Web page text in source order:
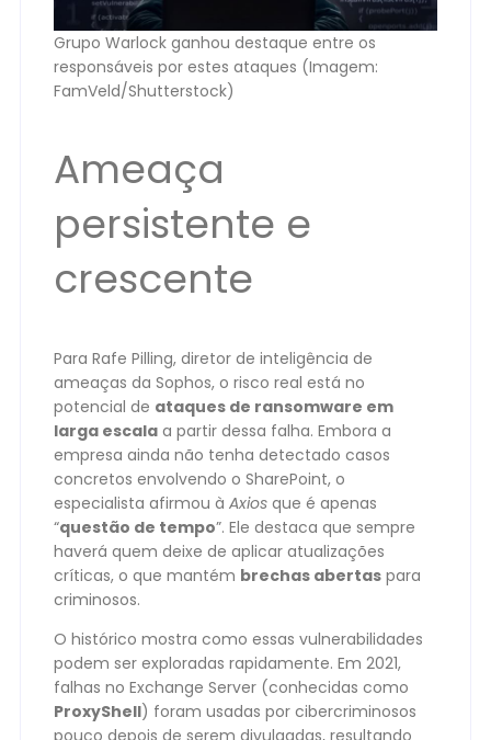
Grupo Warlock ganhou destaque entre os
responsáveis por estes ataques (Imagem:
FamVeld/Shutterstock)
Ameaça
persistente e
crescente
Para Rafe Pilling, diretor de inteligência de
ameaças da Sophos, o risco real está no
potencial de ataques de ransomware em
larga escala a partir dessa falha. Embora a
empresa ainda não tenha detectado casos
concretos envolvendo o SharePoint, o
especialista afirmou à Axios que é apenas
“questão de tempo”. Ele destaca que sempre
haverá quem deixe de aplicar atualizações
críticas, o que mantém brechas abertas para
criminosos.
O histórico mostra como essas vulnerabilidades
podem ser exploradas rapidamente. Em 2021,
falhas no Exchange Server (conhecidas como
ProxyShell) foram usadas por cibercriminosos
pouco depois de serem divulgadas, resultando